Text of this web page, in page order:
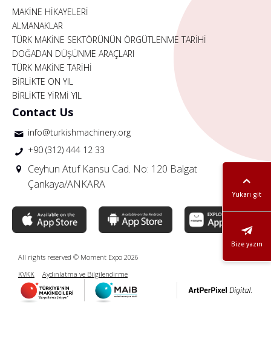
Yukarı git
Bize yazın
MAKİNE HİKAYELERİ
ALMANAKLAR
TÜRK MAKİNE SEKTÖRÜNÜN ÖRGÜTLENME TARİHİ
DOĞADAN DÜŞÜNME ARAÇLARI
TÜRK MAKİNE TARİHİ
BİRLİKTE ON YIL
BİRLİKTE YİRMİ YIL
Contact Us
info@turkishmachinery.org
+90 (312) 444 12 33
Ceyhun Atuf Kansu Cad. No: 120 Balgat
Çankaya/ANKARA
All rights reserved © Moment Expo 2026
KVKK
Aydınlatma ve Bilgilendirme